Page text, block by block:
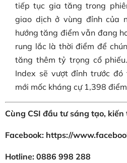
tiếp tục gia tăng trong
giao dịch ở vùng đỉnh của
hướng tăng điểm vẫn đang
rung lắc là thời điểm để
tăng thêm tỷ trọng cổ
Index sẽ vượt đỉnh trước
mới mốc kháng cự 1,398
Cùng CSI đầu tư sáng tạo,
Facebook: https://
Hotline: 0886 998 288